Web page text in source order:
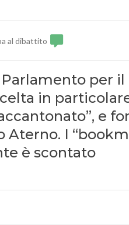
al dibattito
per il
in
e
Aterno. I
è scontato